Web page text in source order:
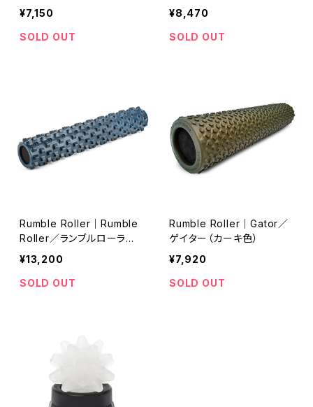
（スモールサイズ／スタンダ
ードフォーム・紺色））
¥7,150
SOLD OUT
（ミドルサイズ／スタンダー
ドフォーム・紺色）
¥8,470
SOLD OUT
Rumble Roller｜Rumble
Roller／ランブルローラー（
ロングサイズ／スタンダード
フォーム・紺色）
¥13,200
SOLD OUT
Rumble Roller｜Gator／
ゲイター（カーキ色）
¥7,920
SOLD OUT